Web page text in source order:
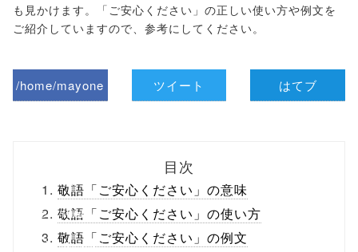
も見かけます。「ご安心ください」の正しい使い方や例文を
ご紹介していますので、参考にしてください。
/home/mayone
ml/wp-
content/themes
/tapbiz_theme/
ツイート はてブ
目次
敬語「ご安心ください」の意味
敬語「ご安心ください」の使い方
敬語「ご安心ください」の例文